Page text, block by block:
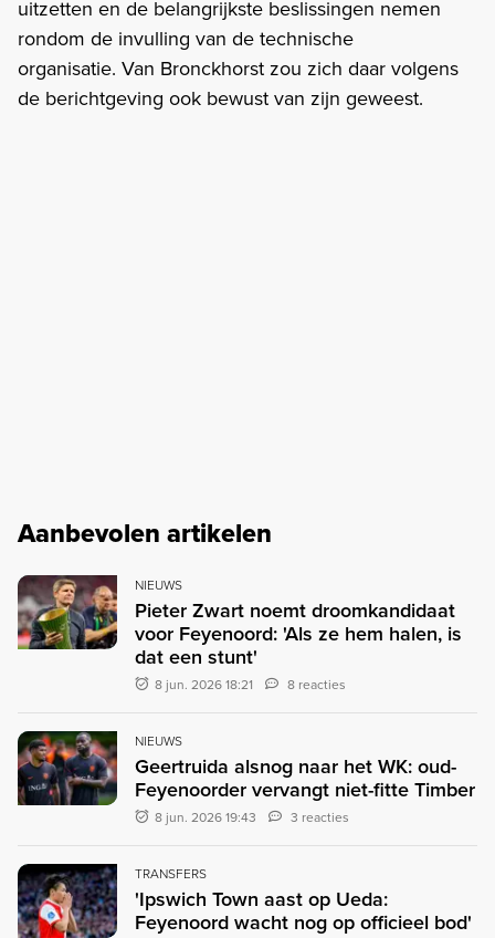
uitzetten en de belangrijkste beslissingen nemen
rondom de invulling van de technische
organisatie. Van Bronckhorst zou zich daar volgens
de berichtgeving ook bewust van zijn geweest.
Aanbevolen artikelen
NIEUWS
Pieter Zwart noemt droomkandidaat
voor Feyenoord: 'Als ze hem halen, is
dat een stunt'
8 jun. 2026 18:21 8 reacties
NIEUWS
Geertruida alsnog naar het WK: oud-
Feyenoorder vervangt niet-fitte Timber
8 jun. 2026 19:43 3 reacties
TRANSFERS
'Ipswich Town aast op Ueda:
Feyenoord wacht nog op officieel bod'